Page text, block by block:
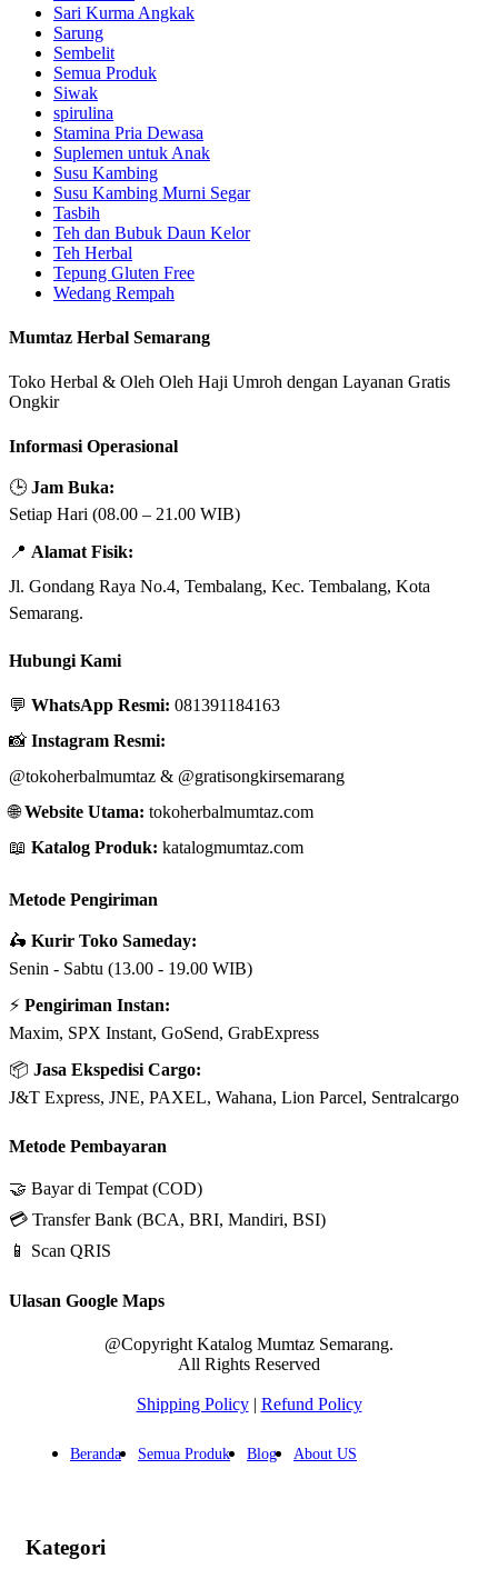
Sari Kurma Angkak
Sarung
Sembelit
Semua Produk
Siwak
spirulina
Stamina Pria Dewasa
Suplemen untuk Anak
Susu Kambing
Susu Kambing Murni Segar
Tasbih
Teh dan Bubuk Daun Kelor
Teh Herbal
Tepung Gluten Free
Wedang Rempah
Mumtaz Herbal Semarang
Toko Herbal & Oleh Oleh Haji Umroh dengan Layanan Gratis
Ongkir
Informasi Operasional
🕒 Jam Buka:
Setiap Hari (08.00 – 21.00 WIB)
📍 Alamat Fisik:
Jl. Gondang Raya No.4, Tembalang, Kec. Tembalang, Kota
Semarang.
Hubungi Kami
💬 WhatsApp Resmi: 081391184163
📸 Instagram Resmi:
@tokoherbalmumtaz & @gratisongkirsemarang
🌐Website Utama: tokoherbalmumtaz.com
📖 Katalog Produk: katalogmumtaz.com
Metode Pengiriman
🛵 Kurir Toko Sameday:
Senin - Sabtu (13.00 - 19.00 WIB)
⚡ Pengiriman Instan:
Maxim, SPX Instant, GoSend, GrabExpress
📦 Jasa Ekspedisi Cargo:
J&T Express, JNE, PAXEL, Wahana, Lion Parcel, Sentralcargo
Metode Pembayaran
🤝 Bayar di Tempat (COD)
💳 Transfer Bank (BCA, BRI, Mandiri, BSI)
📱 Scan QRIS
Ulasan Google Maps
@Copyright Katalog Mumtaz Semarang.
All Rights Reserved
Shipping Policy| Refund Policy
Beranda Semua Produk Blog About US
Kategori